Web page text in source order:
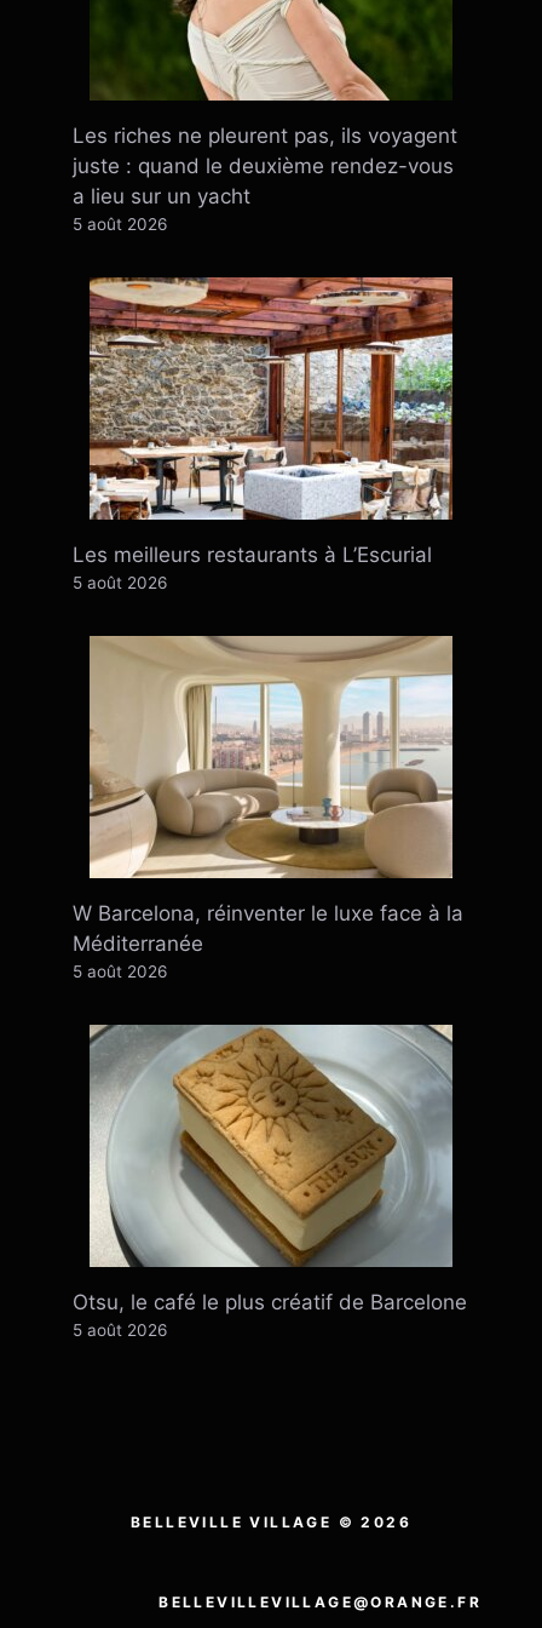
Les riches ne pleurent pas, ils voyagent
juste : quand le deuxième rendez-vous
a lieu sur un yacht
5 août 2026
Les meilleurs restaurants à L’Escurial
5 août 2026
W Barcelona, ​​​​réinventer le luxe face à la
Méditerranée
5 août 2026
Otsu, le café le plus créatif de Barcelone
5 août 2026
BELLEVILLE VILLAGE © 2026
BELLEVILLEVILLAGE@ORANGE.FR